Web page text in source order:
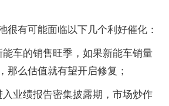
很有可能面临以下几个利好催化：
能车的销售旺季，如果新能车销量
那么估值就有望开启修复；
业绩报告密集披露期，市场炒作